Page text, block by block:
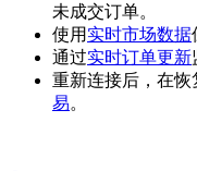
未成交订单。
使用 实时市场数据
通过实时订单更新
重新连接后，在恢
易。